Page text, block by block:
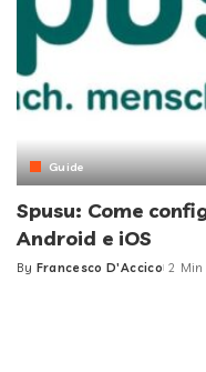
Guide
Spusu: Come
Android e iOS
Posted
By Francesco D'Accico 2 Min